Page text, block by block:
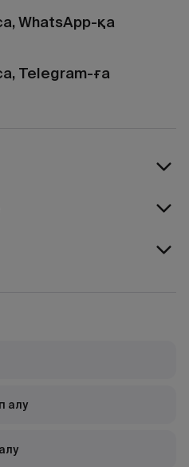
WhatsApp-қа
Telegram-ға
алу